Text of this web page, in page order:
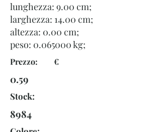
lunghezza: 9.00 cm;
larghezza: 14.00 cm;
altezza: 0.00 cm;
peso: 0.065000kg;
Prezzo: €
0.59
Stock:
8984